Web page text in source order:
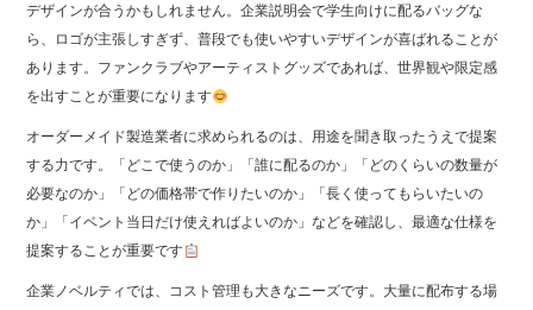
デザインが合うかもしれません。企業説明会で学生向けに配るバッグな
ら、ロゴが主張しすぎず、普段でも使いやすいデザインが喜ばれることが
あります。ファンクラブやアーティストグッズであれば、世界観や限定感
を出すことが重要になります
オーダーメイド製造業者に求められるのは、用途を聞き取ったうえで提案
する力です。「どこで使うのか」「誰に配るのか」「どのくらいの数量が
必要なのか」「どの価格帯で作りたいのか」「長く使ってもらいたいの
か」「イベント当日だけ使えればよいのか」などを確認し、最適な仕様を
提案することが重要です
企業ノベルティでは、コスト管理も大きなニーズです。大量に配布する場